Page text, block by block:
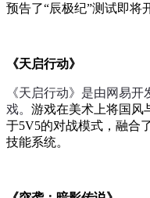
预告了“⾠极纪”测试即将
《天启行动》
《天启行动》是由网易
戏。 游戏在美术上将国风
于5V5的对战模式，融合
技能系统。